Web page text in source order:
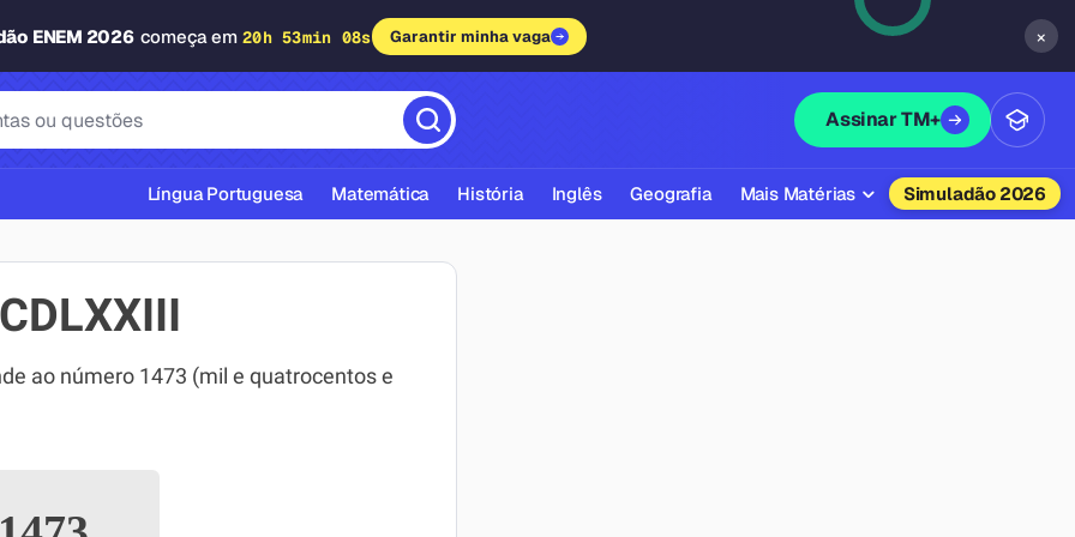
ENEM 2026 começa em 20h 53min 07s Garantir minha vaga ×
Assinar TM+
ABNT
Língua Portuguesa Matemática História Inglês Geografia Mais Matérias Simuladão 2026
ao número 1473 (mil e quatrocentos e